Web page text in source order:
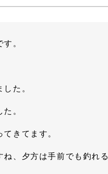
。
た。
。
きてます。
、夕方は手前でも釣れる